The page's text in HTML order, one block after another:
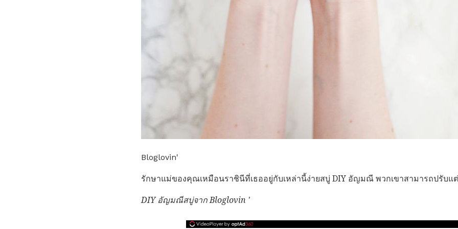
Bloglovin'
รักษาแม่ของคุณเหมือนราชินีที่เธออยู่กับเหล่านี้ง่ายสบู่ DIY อัญมณี พวกเขาสามารถปรับแ
DIY อัญมณีสบู่จาก Bloglovin '